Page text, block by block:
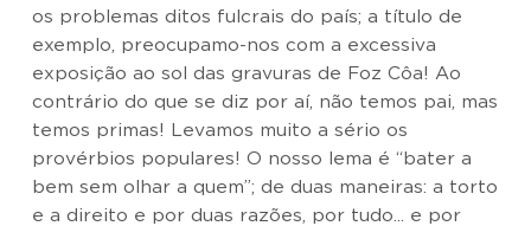
os problemas ditos fulcrais do país; a título de
exemplo, preocupamo-nos com a excessiva
exposição ao sol das gravuras de Foz Côa! Ao
contrário do que se diz por aí, não temos pai, mas
temos primas! Levamos muito a sério os
provérbios populares! O nosso lema é “bater a
bem sem olhar a quem”; de duas maneiras: a torto
e a direito e por duas razões, por tudo... e por